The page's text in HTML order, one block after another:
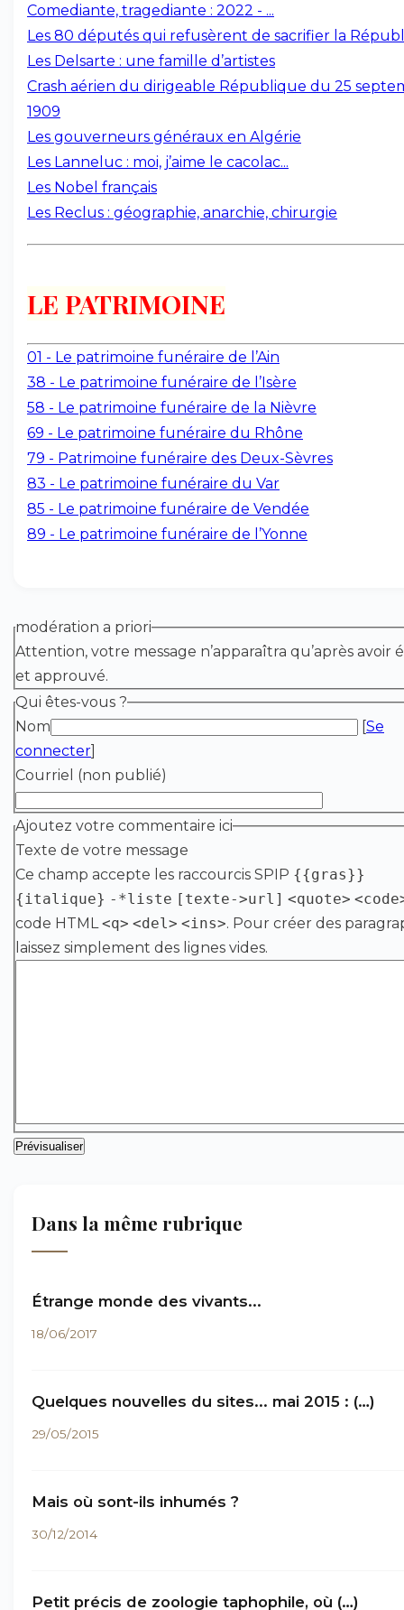
Comediante, tragediante : 2022 - ...
Les 80 députés qui refusèrent de sacrifier la
Les Delsarte : une famille d’artistes
Crash aérien du dirigeable République du 25
1909
Les gouverneurs généraux en Algérie
Les Lanneluc : moi, j’aime le cacolac...
Les Nobel français
Les Reclus : géographie, anarchie, chirurgie
LE PATRIMOINE
01 - Le patrimoine funéraire de l’Ain
38 - Le patrimoine funéraire de l’Isère
58 - Le patrimoine funéraire de la Nièvre
69 - Le patrimoine funéraire du Rhône
79 - Patrimoine funéraire des Deux-Sèvres
83 - Le patrimoine funéraire du Var
85 - Le patrimoine funéraire de Vendée
89 - Le patrimoine funéraire de l’Yonne
modération a priori
Attention, votre message n’apparaîtra qu’après avoir
et approuvé.
Qui êtes-vous ?
Nom
[Se
connecter]
Courriel (non publié)
Ajoutez votre commentaire ici
Texte de votre message
Ce champ accepte les raccourcis SPIP {{gras}}
{italique} -*liste [texte->url] <quote>
code HTML<q> <del> <ins>. Pour créer des
laissez simplement des lignes vides.
Dans la même rubrique
Étrange monde des vivants...
18/06/2017
Quelques nouvelles du sites... mai 2015 : (…)
29/05/2015
Mais où sont-ils inhumés ?
30/12/2014
Petit précis de zoologie taphophile, où (…)